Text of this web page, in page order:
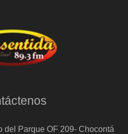
del Parque OF 209- Chocontá